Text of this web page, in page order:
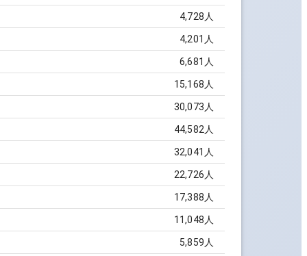
4,728 人
4,201 人
6,681 人
15,168 人
30,073 人
44,582 人
32,041 人
22,726 人
17,388 人
11,048 人
5,859 人